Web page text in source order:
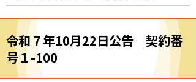
令和７年10月22日公告 契約番
号１-100